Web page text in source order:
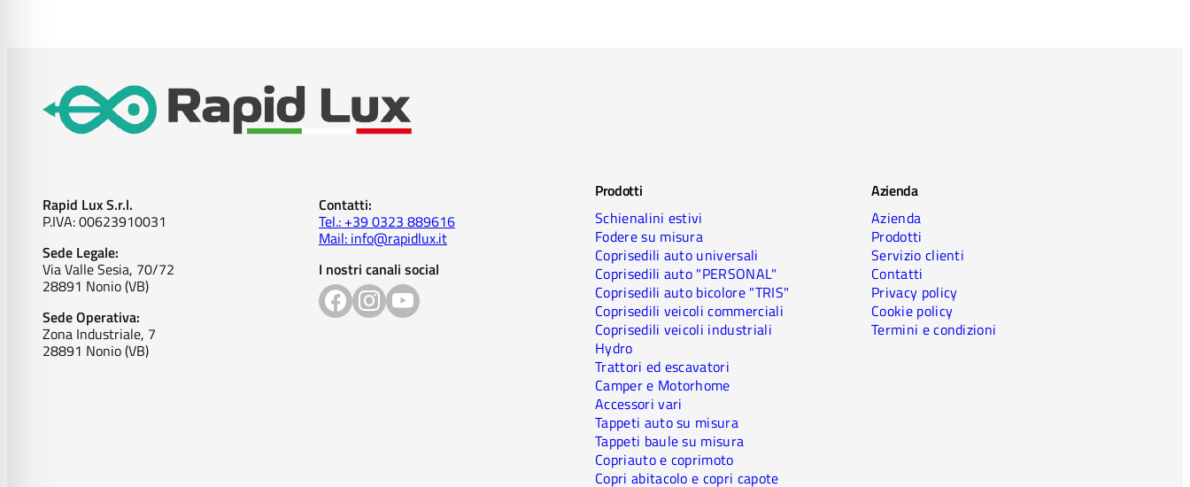
Rapid Lux S.r.l.
P.IVA: 00623910031
Sede Legale:
Via Valle Sesia, 70/72
28891 Nonio (VB)
Sede Operativa:
Zona Industriale, 7
28891 Nonio (VB)
Contatti:
Tel.: +39 0323 889616
Mail: info@rapidlux.it
I nostri canali social
Prodotti
Schienalini estivi
Fodere su misura
Coprisedili auto universali
Coprisedili auto "PERSONAL"
Coprisedili auto bicolore "TRIS"
Coprisedili veicoli commerciali
Coprisedili veicoli industriali
Hydro
Trattori ed escavatori
Camper e Motorhome
Accessori vari
Tappeti auto su misura
Tappeti baule su misura
Copriauto e coprimoto
Copri abitacolo e copri capote
Azienda
Azienda
Prodotti
Servizio clienti
Contatti
Privacy policy
Cookie policy
Termini e condizioni